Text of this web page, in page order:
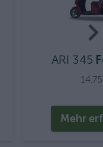
ARI 345
Mehr